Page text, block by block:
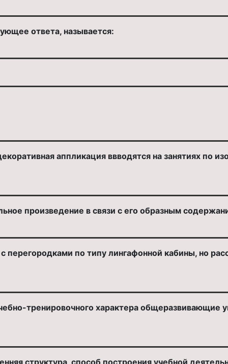
ответа, называется:
аппликация ввводятся на занятиях по
произведение в связи с его образным
по типу лингафонной кабины, но
тренировочного характера
структура, способ построения учебной